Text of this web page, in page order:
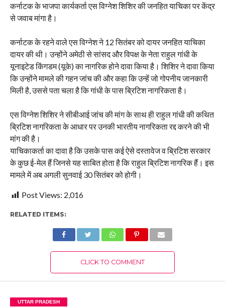
कर्नाटक के भाजपा कार्यकर्ता एस विग्नेश शिशिर की जनहित याचिका पर केंद्र
से जवाब मांगा है।
कर्नाटक के रहने वाले एस विग्नेश ने 12 सितंबर को दायर जनहित याचिका
दायर की थी। उन्होंने अमेठी से सांसद और विपक्ष के नेता राहुल गांधी के
यूनाइटेड किंगडम (यूके) का नागरिक होने दावा किया है। शिशिर ने दावा किया
कि उन्होंने मामले की गहन जांच की और कहा कि उन्हें जो गोपनीय जानकारी
मिली है, उससे पता चला है कि गांधी के पास ब्रिटिश नागरिकता है।
एस विग्नेश शिशिर ने सीबीआई जांच की मांग के साथ ही राहुल गांधी की कथित
ब्रिटिश नागरिकता के आधार पर उनकी भारतीय नागरिकता रद्द करने की भी
मांग की है।
याचिकाकर्ता का दावा है कि उसके पास कई ऐसे दस्तावेज व ब्रिटिश सरकार
के कुछ ई-मेल हैं जिनसे यह साबित होता है कि राहुल ब्रिटिश नागरिक हैं। इस
मामले में अब अगली सुनवाई 30 सितंबर को होगी।
Post Views: 2,016
RELATED ITEMS:
CLICK TO COMMENT
UTTAR PRADESH